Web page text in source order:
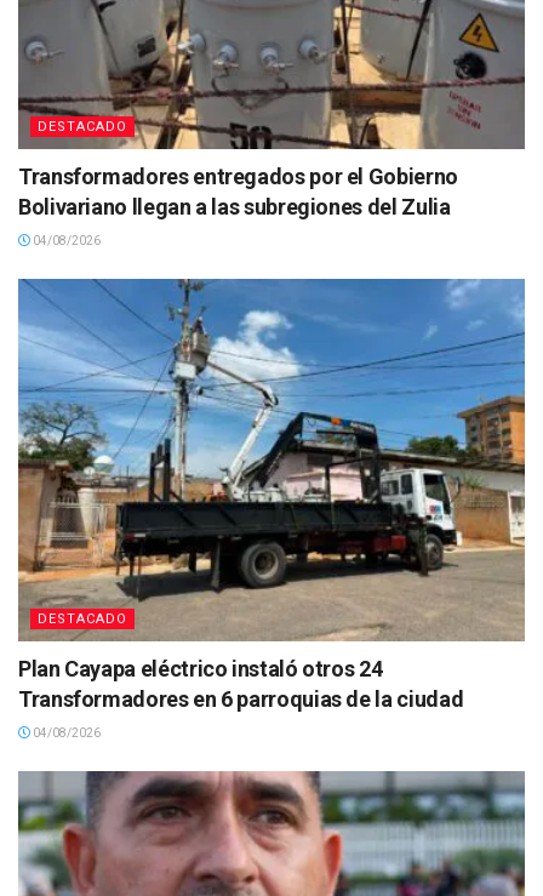
DESTACADO
Transformadores entregados por el Gobierno
Bolivariano llegan a las subregiones del Zulia
04/08/2026
DESTACADO
Plan Cayapa eléctrico instaló otros 24
Transformadores en 6 parroquias de la ciudad
04/08/2026